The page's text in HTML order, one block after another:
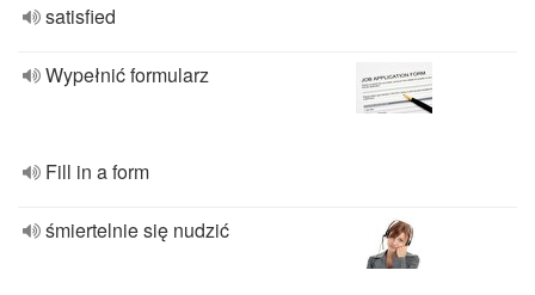
satisfied
Wypełnić formularz
Fill in a form
śmiertelnie się nudzić